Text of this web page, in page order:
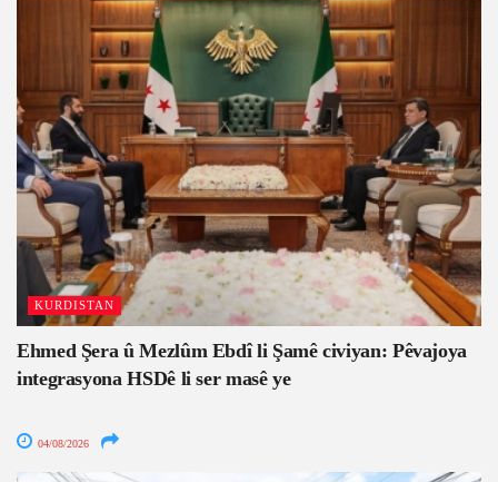
KURDISTAN
Ehmed Şera û Mezlûm Ebdî li Şamê civiyan: Pêvajoya
integrasyona HSDê li ser masê ye
04/08/2026